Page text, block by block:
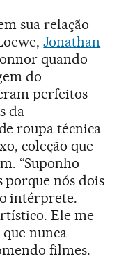
sua relação
Jonathan
quando
do
perfeitos
da
roupa técnica
coleção que
“Suponho
porque nós dois
intérprete.
Ele me
nunca
filmes.